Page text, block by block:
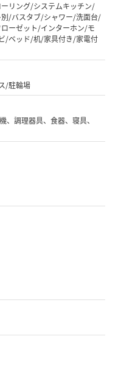
リング/システムキッチン/
/バスタブ/シャワー/洗面台/
ーゼット/インターホン/モ
/ベッド/机/家具付き/家電付
/駐輪場
、調理器具、食器、寝具、